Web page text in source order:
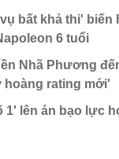
bất khả thi' biến
6 tuổi
Nhã Phương
hoàng rating mới'
1' lên án bạo lực